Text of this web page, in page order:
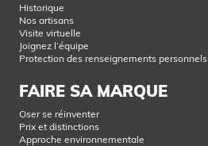
Historique
Nos artisans
Visite virtuelle
Joignez l’équipe
Protection des renseignements personnels
FAIRE SA MARQUE
Oser se réinventer
Prix et distinctions
Approche environnementale